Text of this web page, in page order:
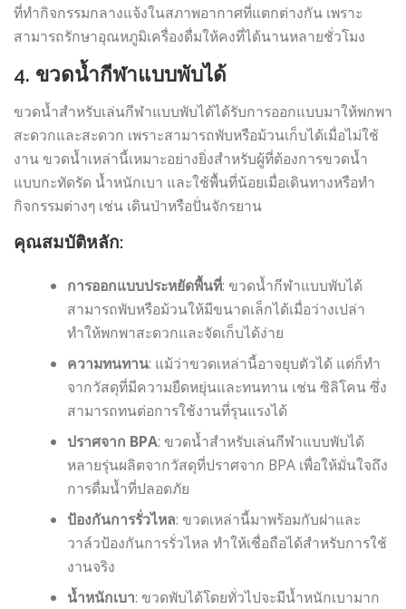
ที่ทำกิจกรรมกลางแจ้งในสภาพอากาศที่แตกต่างกัน เพราะ
สามารถรักษาอุณหภูมิเครื่องดื่มให้คงที่ได้นานหลายชั่วโมง
4. ขวดน้ำกีฬาแบบพับได้
ขวดน้ำสำหรับเล่นกีฬาแบบพับได้ได้รับการออกแบบมาให้พกพา
สะดวกและสะดวก เพราะสามารถพับหรือม้วนเก็บได้เมื่อไม่ใช้
งาน ขวดน้ำเหล่านี้เหมาะอย่างยิ่งสำหรับผู้ที่ต้องการขวดน้ำ
แบบกะทัดรัด น้ำหนักเบา และใช้พื้นที่น้อยเมื่อเดินทางหรือทำ
กิจกรรมต่างๆ เช่น เดินป่าหรือปั่นจักรยาน
คุณสมบัติหลัก:
การออกแบบประหยัดพื้นที่: ขวดน้ำกีฬาแบบพับได้
สามารถพับหรือม้วนให้มีขนาดเล็กได้เมื่อว่างเปล่า
ทำให้พกพาสะดวกและจัดเก็บได้ง่าย
ความทนทาน: แม้ว่าขวดเหล่านี้อาจยุบตัวได้ แต่ก็ทำ
จากวัสดุที่มีความยืดหยุ่นและทนทาน เช่น ซิลิโคน ซึ่ง
สามารถทนต่อการใช้งานที่รุนแรงได้
ปราศจาก BPA: ขวดน้ำสำหรับเล่นกีฬาแบบพับได้
หลายรุ่นผลิตจากวัสดุที่ปราศจาก BPA เพื่อให้มั่นใจถึง
การดื่มน้ำที่ปลอดภัย
ป้องกันการรั่วไหล: ขวดเหล่านี้มาพร้อมกับฝาและ
วาล์วป้องกันการรั่วไหล ทำให้เชื่อถือได้สำหรับการใช้
งานจริง
น้ำหนักเบา: ขวดพับได้โดยทั่วไปจะมีน้ำหนักเบามาก